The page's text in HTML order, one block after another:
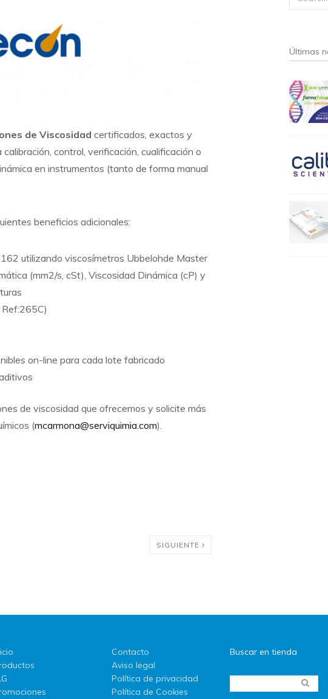
de Viscosidad certificados, exactos y
control, verificación, cualificación o
en instrumentos (tanto de forma manual
beneficios adicionales:
utilizando viscosímetros Ubbelohde Master
(mm2/s, cSt), Viscosidad Dinámica (cP) y
on-line para cada lote fabricado
de viscosidad que ofrecemos y solicite más
(mcarmona@serviquimia.com).
SIGUIENTE
Últimas
Contacto
Aviso legal
Política de privacidad
Política de Cookies
Buscar en tienda